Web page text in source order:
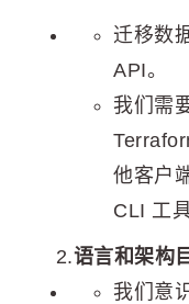
迁移数
API。
我们需
他客户
CLI 工具
2.语言和架构
我们意